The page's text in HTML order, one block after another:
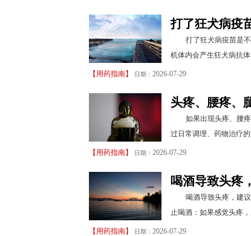
打了狂犬病疫
打了狂犬病疫苗是
机体内会产生狂犬病抗
【 用药指南】 日期： 2026-07-29
头疼、腰疼、
如果出现头疼、腰
过日常调理、药物治疗
【 用药指南】 日期： 2026-07-29
喝酒导致头疼
喝酒导致头疼，建
止喝酒：如果感觉头疼
【 用药指南】 日期： 2026-07-29